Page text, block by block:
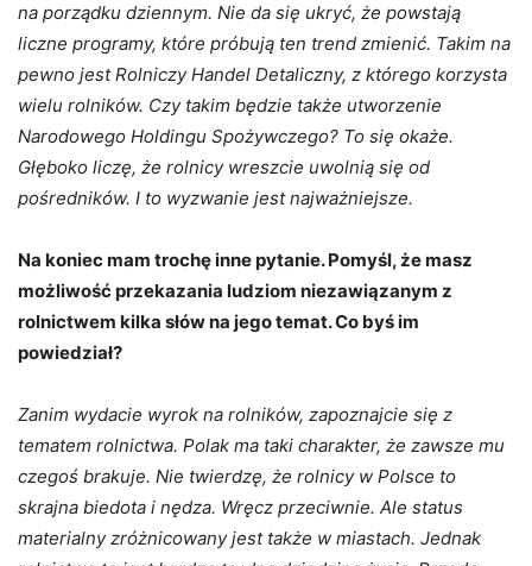
na porządku dziennym. Nie da się ukryć, że powstają
liczne programy, które próbują ten trend zmienić. Takim na
pewno jest Rolniczy Handel Detaliczny, z którego korzysta
wielu rolników. Czy takim będzie także utworzenie
Narodowego Holdingu Spożywczego? To się okaże.
Głęboko liczę, że rolnicy wreszcie uwolnią się od
pośredników. I to wyzwanie jest najważniejsze.
Na koniec mam trochę inne pytanie. Pomyśl, że masz
możliwość przekazania ludziom niezawiązanym z
rolnictwem kilka słów na jego temat. Co byś im
powiedział?
Zanim wydacie wyrok na rolników, zapoznajcie się z
tematem rolnictwa. Polak ma taki charakter, że zawsze mu
czegoś brakuje. Nie twierdzę, że rolnicy w Polsce to
skrajna biedota i nędza. Wręcz przeciwnie. Ale status
materialny zróżnicowany jest także w miastach. Jednak